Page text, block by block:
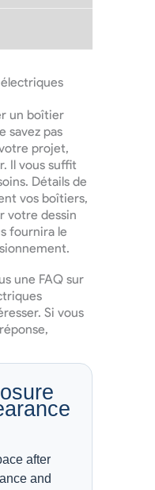
un boîtier
savez pas
projet,
Il vous suffit
Détails de
vos boîtiers,
votre dessin
fournira le
une FAQ sur
Si vous
after
and